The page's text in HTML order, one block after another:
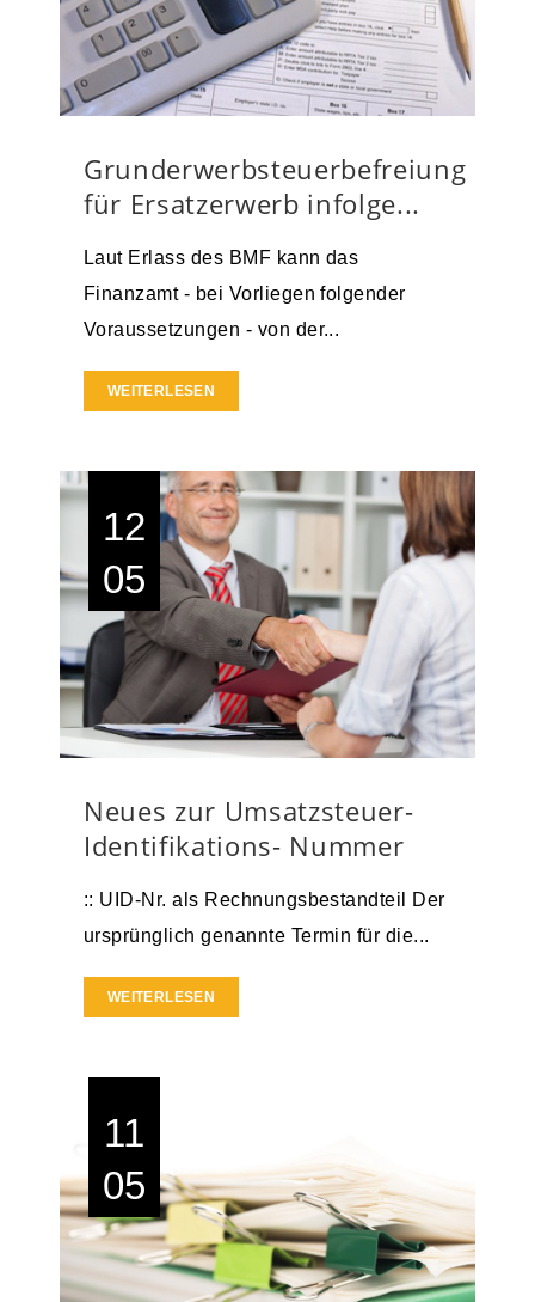
Grunderwerbsteuerbefreiung
für Ersatzerwerb infolge...
Laut Erlass des BMF kann das
Finanzamt - bei Vorliegen folgender
Voraussetzungen - von der...
WEITERLESEN
12
05
Neues zur Umsatzsteuer-
Identifikations- Nummer
:: UID-Nr. als Rechnungsbestandteil Der
ursprünglich genannte Termin für die...
WEITERLESEN
11
05